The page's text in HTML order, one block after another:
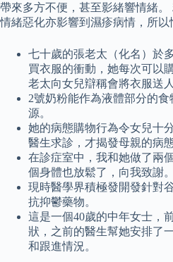
帶來多方不便，甚至影緒響情緒。
情緒惡化亦影響到濕疹病情，所以
七十歲的張老太（化名）於
買衣服的衝動，她每次可以
老太向女兒辯稱會將衣服送
2號奶粉能作為液體部分的
源。
她的病態購物行為令女兒十
醫生求診，才揭發母親的病態
在診症室中，我和她做了兩
個身體也放鬆了，向我致謝。
現時醫學界積極發開發針對
抗抑鬱藥物。
這是一個40歲的中年女士，
狀，之前的醫生幫她安排了
和跟進情況。